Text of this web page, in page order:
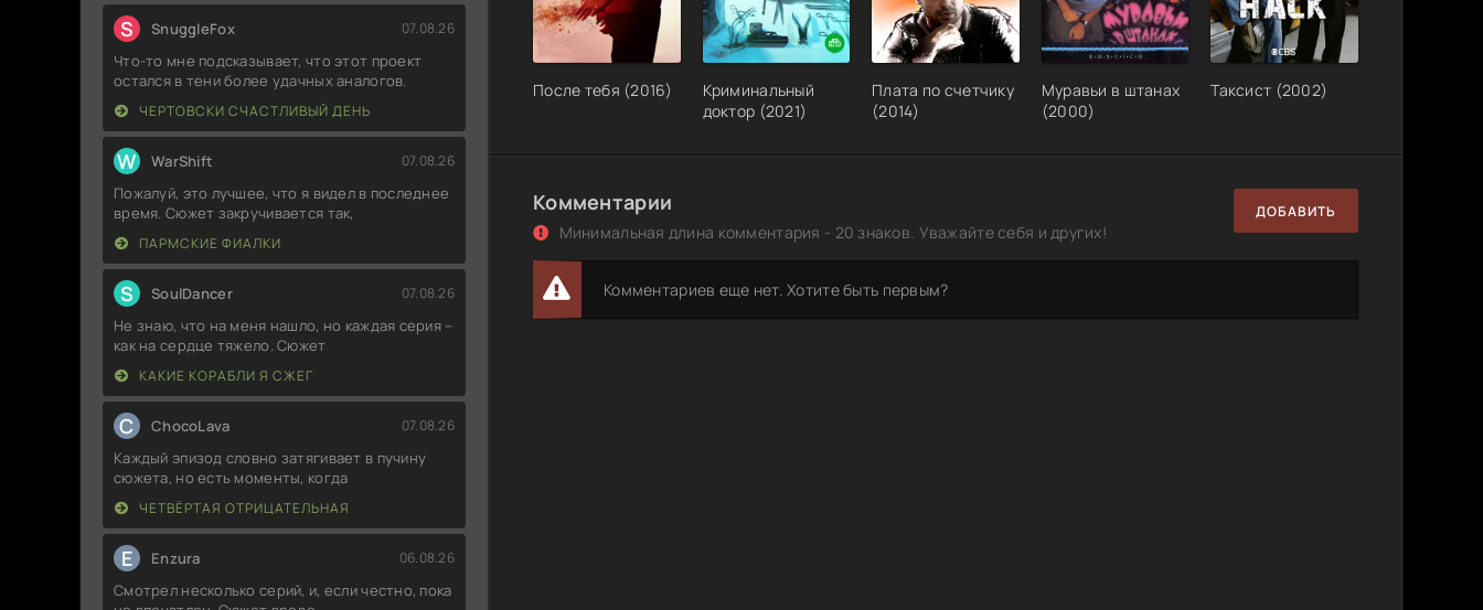
S SnuggleFox 07.08.26
Что-то мне подсказывает, что этот проект
остался в тени более удачных аналогов.
ЧЕРТОВСКИ СЧАСТЛИВЫЙ ДЕНЬ
W WarShift 07.08.26
Пожалуй, это лучшее, что я видел в последнее
время. Сюжет закручивается так,
ПАРМСКИЕ ФИАЛКИ
S SoulDancer 07.08.26
Не знаю, что на меня нашло, но каждая серия –
как на сердце тяжело. Сюжет
КАКИЕ КОРАБЛИ Я СЖЕГ
C ChocoLava 07.08.26
Каждый эпизод словно затягивает в пучину
сюжета, но есть моменты, когда
ЧЕТВЁРТАЯ ОТРИЦАТЕЛЬНАЯ
E Enzura 06.08.26
Смотрел несколько серий, и, если честно, пока
После тебя (2016)
Криминальный
доктор (2021)
Плата по счетчику
(2014)
Муравьи в штанах
(2000)
Таксист (2002)
Комментарии
Минимальная длина комментария - 20 знаков. Уважайте себя и других!
ДОБАВИТЬ
Комментариев еще нет. Хотите быть первым?